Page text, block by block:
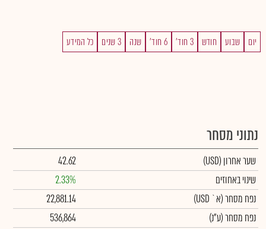
יום שבוע חודש 3 חוד' 6 חוד' שנה 3 שנים כל המידע
נתוני מסחר
שער אחרון (USD)
42.62
שינוי באחוזים
2.33%
נפח מסחר(א` USD)
22,881.14
נפח מסחר(ע"נ)
536,864